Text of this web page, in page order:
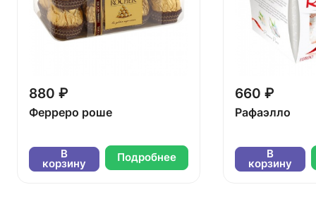
880 ₽
Ферреро роше
В
корзину Подробнее
660 ₽
Рафаэлло
В
корзину